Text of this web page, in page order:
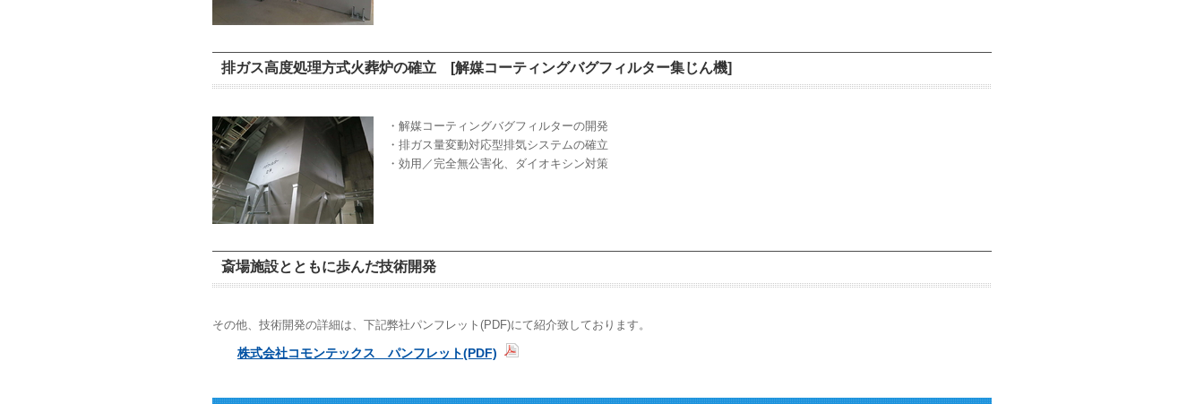
排ガス高度処理方式火葬炉の確立 [解媒コーティングバグフィルター集じん機]
・解媒コーティングバグフィルターの開発
・排ガス量変動対応型排気システムの確立
・効用／完全無公害化、ダイオキシン対策
斎場施設とともに歩んだ技術開発
その他、技術開発の詳細は、下記弊社パンフレット(PDF)にて紹介致しております。
株式会社コモンテックス パンフレット(PDF)